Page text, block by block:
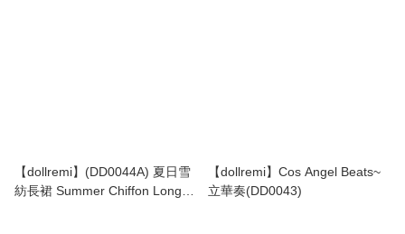
【dollremi】(DD0044A) 夏日雪
紡長裙 Summer Chiffon Long
【dollremi】Cos Angel Beats~
立華奏(DD0043)